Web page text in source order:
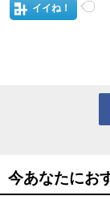
イイね！
今あなたにお